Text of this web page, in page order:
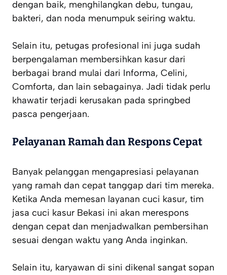
dengan baik, menghilangkan debu, tungau,
bakteri, dan noda menumpuk seiring waktu.
Selain itu, petugas profesional ini juga sudah
berpengalaman membersihkan kasur dari
berbagai brand mulai dari Informa, Celini,
Comforta, dan lain sebagainya. Jadi tidak perlu
khawatir terjadi kerusakan pada springbed
pasca pengerjaan.
Pelayanan Ramah dan Respons Cepat
Banyak pelanggan mengapresiasi pelayanan
yang ramah dan cepat tanggap dari tim mereka.
Ketika Anda memesan layanan cuci kasur, tim
jasa cuci kasur Bekasi ini akan merespons
dengan cepat dan menjadwalkan pembersihan
sesuai dengan waktu yang Anda inginkan.
Selain itu, karyawan di sini dikenal sangat sopan